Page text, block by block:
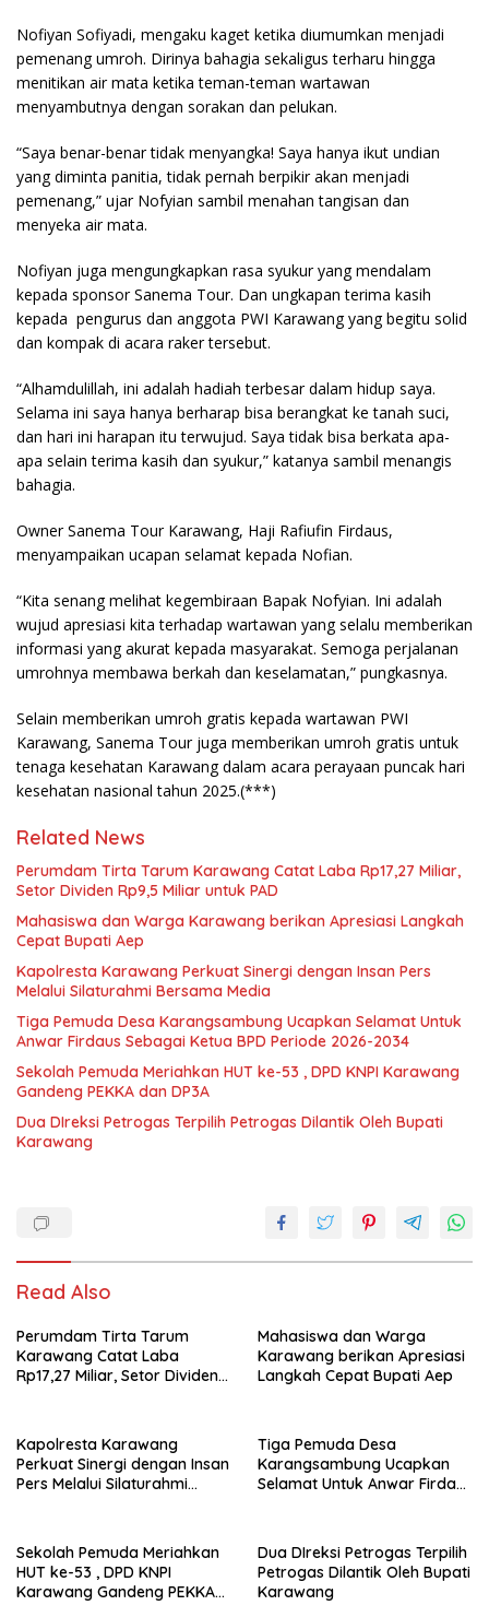
Nofiyan Sofiyadi, mengaku kaget ketika diumumkan menjadi
pemenang umroh. Dirinya bahagia sekaligus terharu hingga
menitikan air mata ketika teman-teman wartawan
menyambutnya dengan sorakan dan pelukan.
“Saya benar-benar tidak menyangka! Saya hanya ikut undian
yang diminta panitia, tidak pernah berpikir akan menjadi
pemenang,” ujar Nofyian sambil menahan tangisan dan
menyeka air mata.
Nofiyan juga mengungkapkan rasa syukur yang mendalam
kepada sponsor Sanema Tour. Dan ungkapan terima kasih
kepada pengurus dan anggota PWI Karawang yang begitu solid
dan kompak di acara raker tersebut.
“Alhamdulillah, ini adalah hadiah terbesar dalam hidup saya.
Selama ini saya hanya berharap bisa berangkat ke tanah suci,
dan hari ini harapan itu terwujud. Saya tidak bisa berkata apa-
apa selain terima kasih dan syukur,” katanya sambil menangis
bahagia.
Owner Sanema Tour Karawang, Haji Rafiufin Firdaus,
menyampaikan ucapan selamat kepada Nofian.
“Kita senang melihat kegembiraan Bapak Nofyian. Ini adalah
wujud apresiasi kita terhadap wartawan yang selalu memberikan
informasi yang akurat kepada masyarakat. Semoga perjalanan
umrohnya membawa berkah dan keselamatan,” pungkasnya.
Selain memberikan umroh gratis kepada wartawan PWI
Karawang, Sanema Tour juga memberikan umroh gratis untuk
tenaga kesehatan Karawang dalam acara perayaan puncak hari
kesehatan nasional tahun 2025.(***)
Related News
Perumdam Tirta Tarum Karawang Catat Laba Rp17,27 Miliar,
Setor Dividen Rp9,5 Miliar untuk PAD
Mahasiswa dan Warga Karawang berikan Apresiasi Langkah
Cepat Bupati Aep
Kapolresta Karawang Perkuat Sinergi dengan Insan Pers
Melalui Silaturahmi Bersama Media
Tiga Pemuda Desa Karangsambung Ucapkan Selamat Untuk
Anwar Firdaus Sebagai Ketua BPD Periode 2026-2034
Sekolah Pemuda Meriahkan HUT ke-53 , DPD KNPI Karawang
Gandeng PEKKA dan DP3A
Dua DIreksi Petrogas Terpilih Petrogas Dilantik Oleh Bupati
Karawang
Read Also
Perumdam Tirta Tarum
Karawang Catat Laba
Rp17,27 Miliar, Setor Dividen
Mahasiswa dan Warga
Karawang berikan Apresiasi
Langkah Cepat Bupati Aep
Kapolresta Karawang
Perkuat Sinergi dengan Insan
Pers Melalui Silaturahmi
Tiga Pemuda Desa
Karangsambung Ucapkan
Selamat Untuk Anwar Firdaus
Sekolah Pemuda Meriahkan
HUT ke-53 , DPD KNPI
Karawang Gandeng PEKKA
Dua DIreksi Petrogas Terpilih
Petrogas Dilantik Oleh Bupati
Karawang